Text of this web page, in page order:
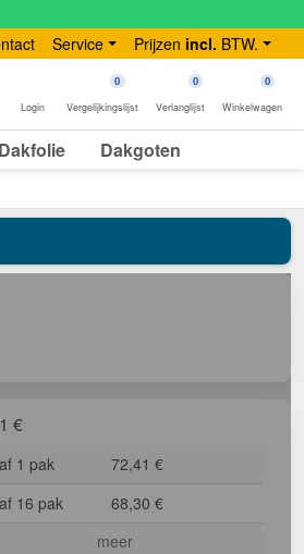
Service Prijzen incl. BTW.
Login
0
Vergelijkingslijst
0
Verlanglijst
0
Winkelwagen
Dakfolie Dakgoten
€
1 pak
72,41 €
16 pak
68,30 €
meer